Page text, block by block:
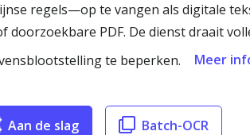
regels—op te vangen als digitale
PDF. De dienst draait
te beperken.
Meer
Aan de slag Batch-OCR